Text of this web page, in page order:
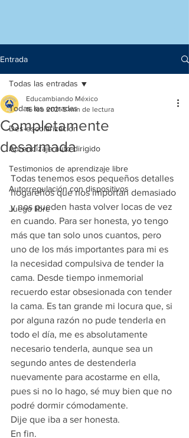
Entrada
Todas las entradas
Des-escolarización
Aprendizaje auto-dirigido
Testimonios de aprendizaje libre
Autorregulación con dispositivos
Juego libre
Todas las entradas
Completamente
desarmada
Educambiando México
16 feb 2021 5 min de lectura
Todas tenemos esos pequeños detalles
hogareños que nos importan demasiado
y nos pueden hasta volver locas de vez
en cuando. Para ser honesta, yo tengo
más que tan solo unos cuantos, pero
uno de los más importantes para mi es
la necesidad compulsiva de tender la
cama. Desde tiempo inmemorial
recuerdo estar obsesionada con tender
la cama. Es tan grande mi locura que, si
por alguna razón no pude tenderla en
todo el día, me es absolutamente
necesario tenderla, aunque sea un
segundo antes de destenderla
nuevamente para acostarme en ella,
pues si no lo hago, sé muy bien que no
podré dormir cómodamente.
Dije que iba a ser honesta.
En fin.